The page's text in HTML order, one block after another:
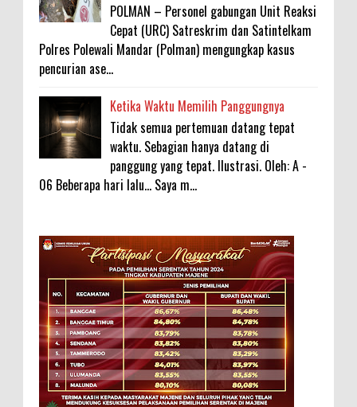
POLMAN – Personel gabungan Unit Reaksi
Cepat (URC) Satreskrim dan Satintelkam
Polres Polewali Mandar (Polman) mengungkap kasus
pencurian ase...
Ketika Waktu Memilih Panggungnya
Tidak semua pertemuan datang tepat
waktu. Sebagian hanya datang di
panggung yang tepat. Ilustrasi. Oleh: A -
06 Beberapa hari lalu... Saya m...